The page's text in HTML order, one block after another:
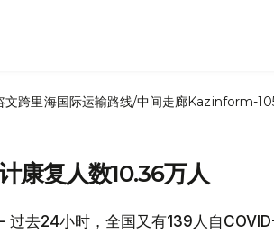
文跨里海国际运输路线/中间走廊Kazinform-
康复人数10.36万人
去24小时，全国又有139人自COVID-